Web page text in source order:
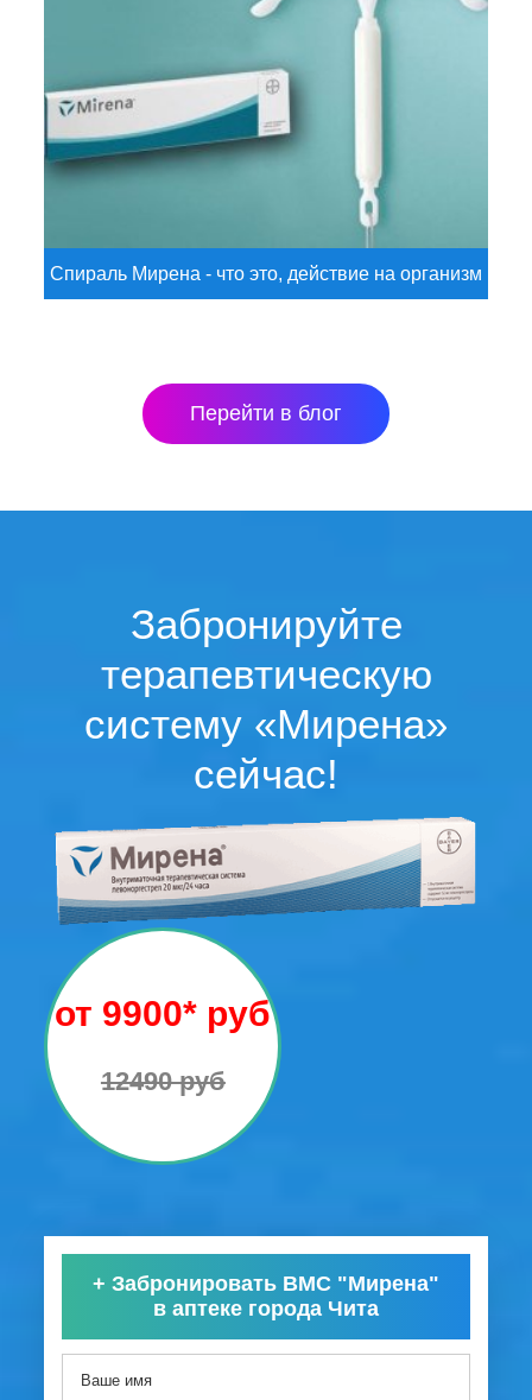
Спираль Мирена - что это, действие на организм
Перейти в блог
Забронируйте
терапевтическую
систему «Мирена»
сейчас!
от 9900* руб
12490 руб
+ Забронировать ВМС "Мирена"
в аптеке города Чита